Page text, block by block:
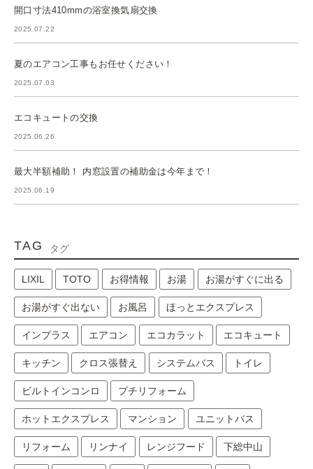
開口寸法410mmの浴室換気扇交換
2025.07.22
夏のエアコン工事もお任せください！
2025.07.03
エコキュートの交換
2025.06.26
最大半額補助！ 内窓設置の補助金は今年まで！
2025.06.19
TAG タグ
LIXIL TOTO お得情報 お湯 お湯がすぐに出る
お湯がすぐ出ない お風呂 ほっとエクスプレス
インプラス エアコン エコカラット エコキュート
キッチン クロス張替え システムバス トイレ
ビルトインコンロ プチリフォーム
ホットエクスプレス マンション ユニットバス
リフォーム リンナイ レンジフード 下総中山